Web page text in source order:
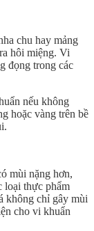
chu hay mảng
hôi miệng. Vi
đọng trong các
nếu không
hoặc vàng trên bề
mùi nặng hơn,
loại thực phẩm
không chỉ gây mùi
cho vi khuẩn